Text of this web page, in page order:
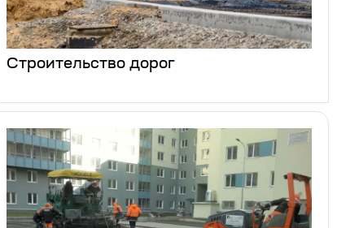
Строительство дорог